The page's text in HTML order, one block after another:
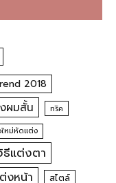
2018
ผมสั้น ทริค
หม่หัดแต่ง
ธีแต่งตา
งหน้า สไตล์